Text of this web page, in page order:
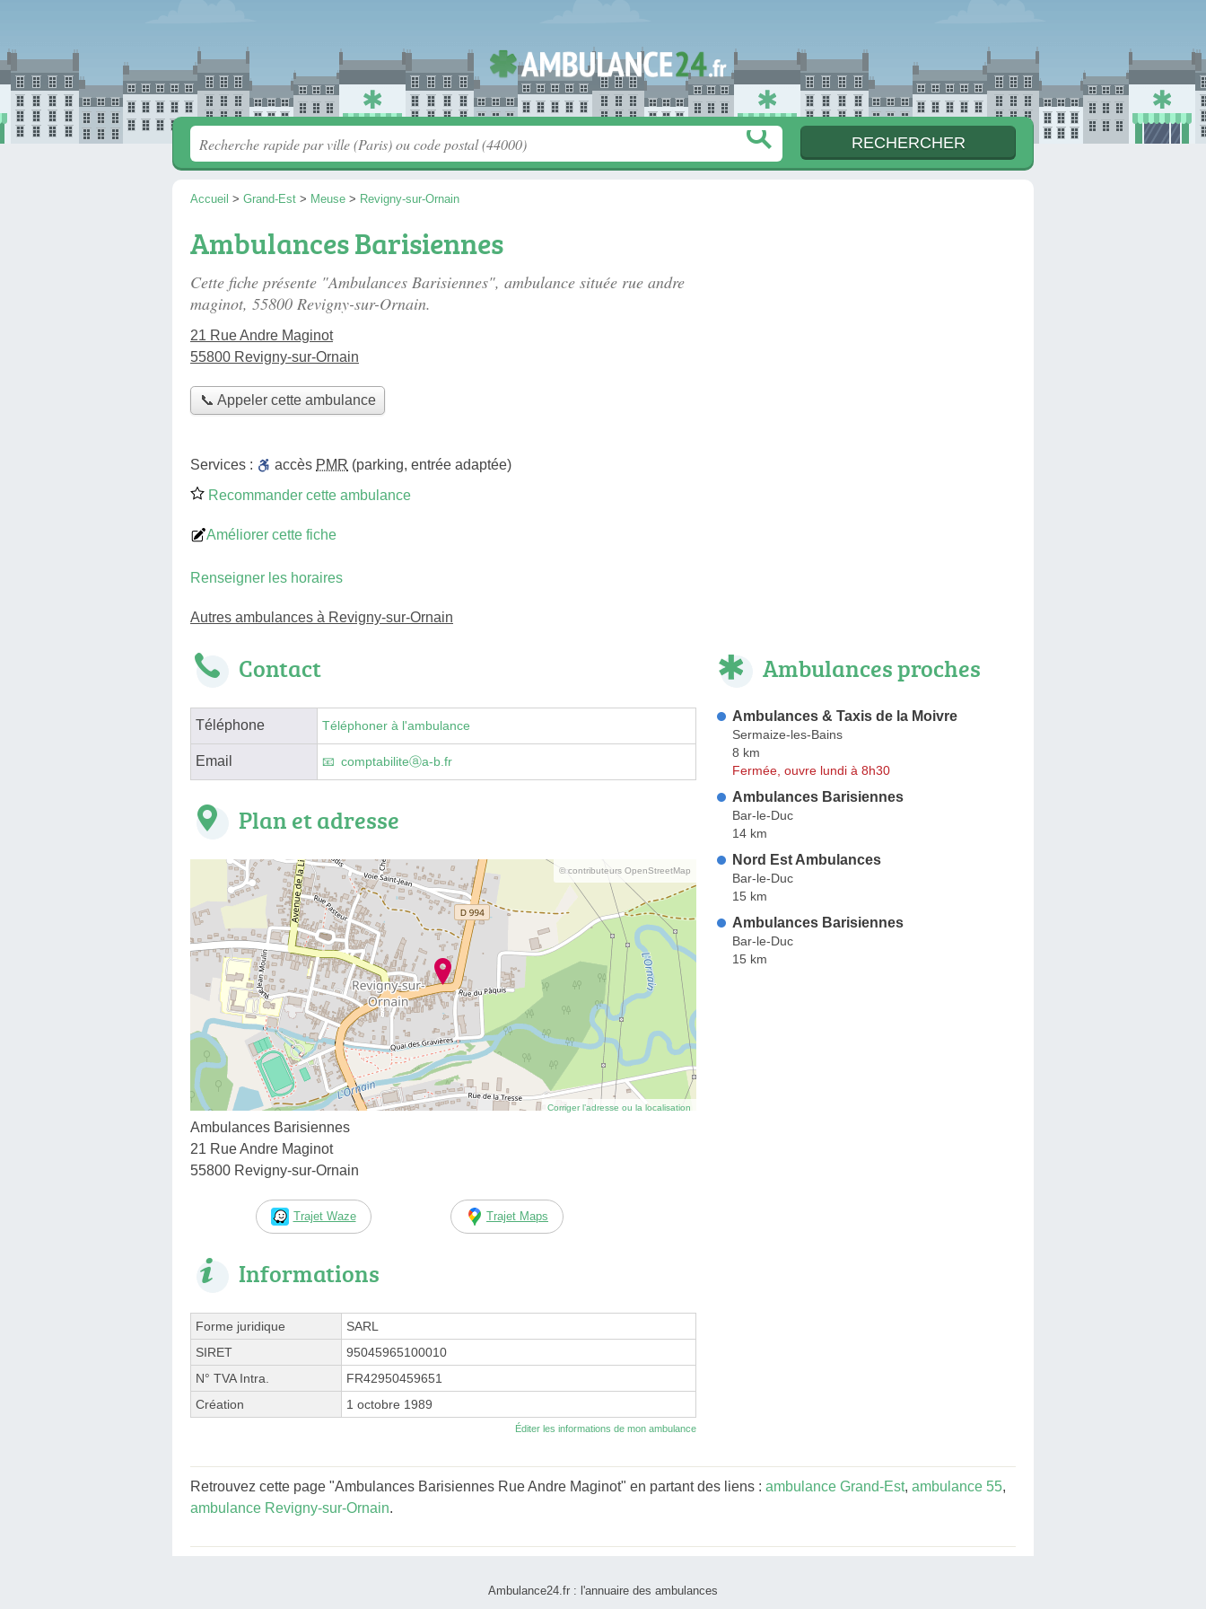
Accueil > Grand-Est > Meuse > Revigny-sur-Ornain
Ambulances Barisiennes
Cette fiche présente "Ambulances Barisiennes", ambulance située rue andre
maginot, 55800 Revigny-sur-Ornain.
21 Rue Andre Maginot
55800 Revigny-sur-Ornain
📞 Appeler cette ambulance
Services : accès PMR (parking, entrée adaptée)
Recommander cette ambulance
Améliorer cette fiche
Renseigner les horaires
Autres ambulances à Revigny-sur-Ornain
Contact
Téléphone Téléphoner à l'ambulance
Email comptabiliteⓐa-b.fr
Plan et adresse
© contributeurs OpenStreetMap
Corriger l’adresse ou la localisation
Ambulances Barisiennes
21 Rue Andre Maginot
55800 Revigny-sur-Ornain
Trajet Waze Trajet Maps
Informations
Forme juridique
SARL
SIRET
95045965100010
N° TVA Intra.
FR42950459651
Création
1 octobre 1989
Éditer les informations de mon ambulance
Ambulances proches
Ambulances & Taxis de la Moivre
Sermaize-les-Bains
8 km
Fermée, ouvre lundi à 8h30
Ambulances Barisiennes
Bar-le-Duc
14 km
Nord Est Ambulances
Bar-le-Duc
15 km
Ambulances Barisiennes
Bar-le-Duc
15 km
Retrouvez cette page "Ambulances Barisiennes Rue Andre Maginot" en partant des liens : ambulance Grand-Est, ambulance 55,
ambulance Revigny-sur-Ornain.
Ambulance24.fr : l'annuaire des ambulances